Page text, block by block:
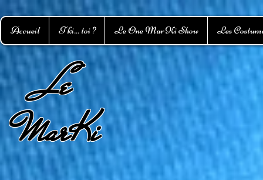
Accueil T ki... toi ? Le One MarKi Show Les
Le
MarKi